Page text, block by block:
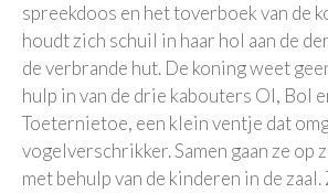
spreekdoos en het toverboek van de
houdt zich schuil in haar hol aan de
de verbrande hut. De koning weet
hulp in van de drie kabouters Ol, Bol
Toeternietoe, een klein ventje dat
vogelverschrikker. Samen gaan ze op
met behulp van de kinderen in de